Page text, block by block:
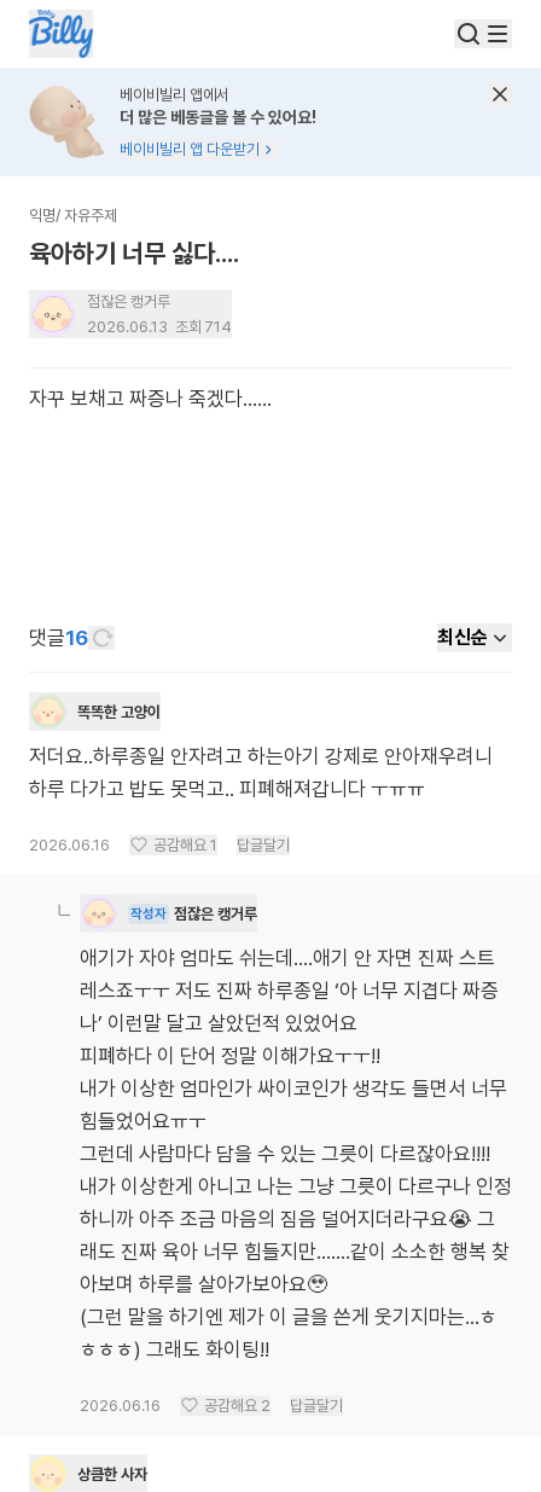
베이비빌리 앱에서
더 많은 베동글을 볼 수 있어요!
베이비빌리 앱 다운받기
익명/ 자유주제
육아하기 너무 싫다....
점잖은 캥거루
2026.06.13 조회 714
자꾸 보채고 짜증나 죽겠다......
댓글16 최신순
똑똑한 고양이
저더요..하루종일 안자려고 하는아기 강제로 안아재우려니
하루 다가고 밥도 못먹고.. 피폐해져갑니다 ㅜㅠㅠ
2026.06.16 공감해요 1 답글달기
작성자 점잖은 캥거루
애기가 자야 엄마도 쉬는데....애기 안 자면 진짜 스트
레스죠ㅜㅜ 저도 진짜 하루종일 ‘아 너무 지겹다 짜증
나’ 이런말 달고 살았던적 있었어요
피폐하다 이 단어 정말 이해가요ㅜㅜ!!
내가 이상한 엄마인가 싸이코인가 생각도 들면서 너무
힘들었어요ㅠㅜ
그런데 사람마다 담을 수 있는 그릇이 다르잖아요!!!!
내가 이상한게 아니고 나는 그냥 그릇이 다르구나 인정
하니까 아주 조금 마음의 짐음 덜어지더라구요😭 그
래도 진짜 육아 너무 힘들지만.......같이 소소한 행복 찾
아보며 하루를 살아가보아요🥹
(그런 말을 하기엔 제가 이 글을 쓴게 웃기지마는...ㅎ
ㅎㅎㅎ) 그래도 화이팅!!
2026.06.16 공감해요 2 답글달기
상큼한 사자